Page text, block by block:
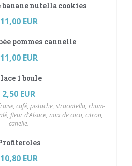
banane nutella cookies
11,00 EUR
pommes cannelle
11,00 EUR
1 boule
2,50 EUR
café, pistache, straciatella, rhum-
fleur d'Alsace, noix de coco, citron,
canelle.
10,80 EUR